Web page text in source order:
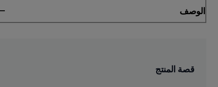
الوصف
قصة المنتج